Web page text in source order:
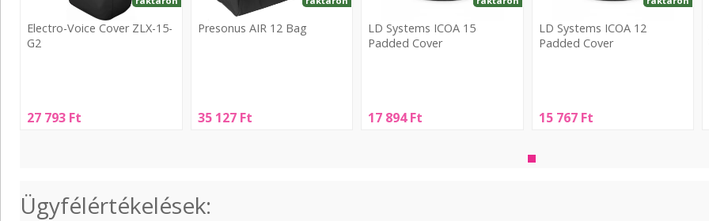
Electro-Voice Cover ZLX-15-
G2
27 793 Ft
Cover
Presonus AIR 12 Bag
35 127 Ft
Bag
LD Systems ICOA 15
Padded Cover
17 894Ft
ICOA
LD Systems ICOA 12
Padded Cover
15 767 Ft
ICOA
Padded
Ügyfélértékelések: